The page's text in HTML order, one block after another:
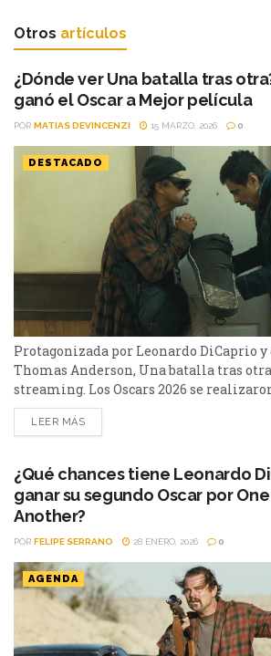
Otros artículos
¿Dónde ver Una batalla tras
ganó el Oscar a Mejor película
POR MATIAS DEVINCENZI 15 MARZO, 2026 0
DESTACADO
Protagonizada por Leonardo DiCaprio
Thomas Anderson, Una batalla tras
streaming. Los Oscars 2026 se
de marzo y tuvo varias películas que
estatuillas más preciadas. Una batalla
nominaciones, récord total para una...
LEER MÁS
¿Qué chances tiene Leonardo
ganar su segundo Oscar por
Another?
POR FELIPE SERRANO 28 ENERO, 2026 0
AGENDA